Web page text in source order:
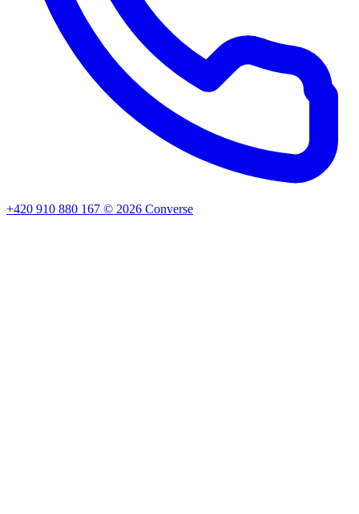
+420 910 880 167 © 2026 Converse